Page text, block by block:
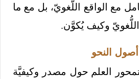
مع الواقع اللُّغويّ، بل مع ما
وكيف يُكوَّن.
النحو
العلم حول مصدر وكيفيَّة